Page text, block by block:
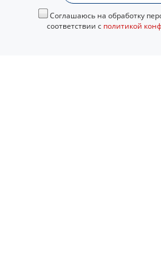
Соглашаюсь на обработку
соответствии с политикой